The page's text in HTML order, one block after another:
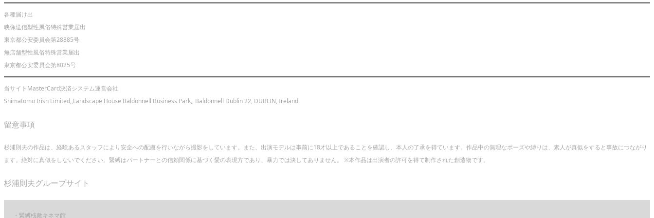
各種届け出
映像送信型性風俗特殊営業届出
東京都公安委員会第28885号
無店舗型性風俗特殊営業届出
東京都公安委員会第8025号
当サイトMasterCard決済システム運営会社
Shimatomo Irish Limited,,Landscape House Baldonnell Business Park,, Baldonnell Dublin 22, DUBLIN, Ireland
留意事項
杉浦則夫の作品は、経験あるスタッフにより安全への配慮を行いながら撮影をしています。また、出演モデルは事前に18才以上であることを確認し、本人の了承を得ています。作品中の無理なポーズや縛りは、素人が真似をすると事故につながり
ます。絶対に真似をしないでください。緊縛はパートナーとの信頼関係に基づく愛の表現方であり、暴力では決してありません。 ※本作品は出演者の許可を得て制作された創造物です。
杉浦則夫グループサイト
・緊縛桟敷キネマ館